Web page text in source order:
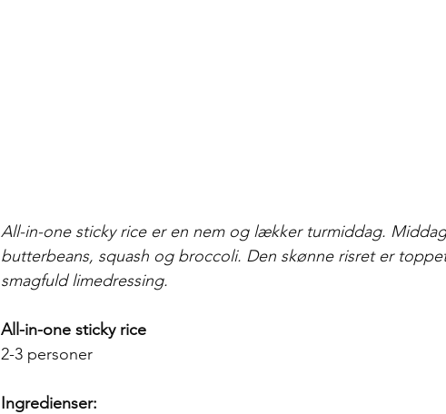
All-in-one sticky rice er en nem og lækker turmiddag.
butterbeans, squash og broccoli. Den skønne risret er
smagfuld limedressing.
All-in-one sticky rice
2-3 personer
Ingredienser: